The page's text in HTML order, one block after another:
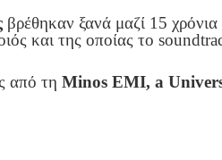
βρέθηκαν ξανά μαζί 15
και της οποίας το
από τη Minos EMI, a